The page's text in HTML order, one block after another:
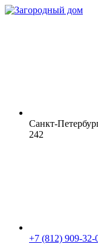
Санкт-
242
+7 (812) 909-32-